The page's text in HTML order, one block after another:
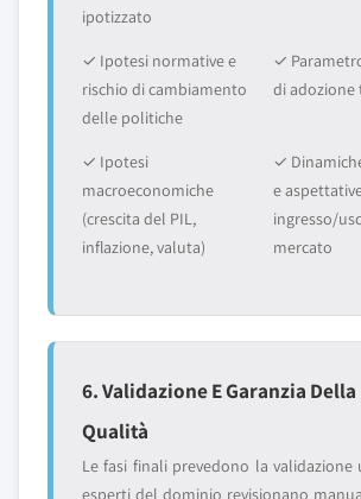
ipotizzato
✓ Ipotesi normative e
rischio di cambiamento
delle politiche
✓
di adozione
✓ Ipotesi
macroeconomiche
(crescita del PIL,
inflazione, valuta)
✓
e
ingresso/
mercato
6. Validazione E Garanzia Della
Qualità
Le fasi finali prevedono la validazione
esperti del dominio revisionano